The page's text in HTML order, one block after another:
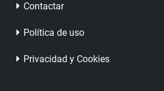
Contactar
Política de uso
Privacidad y Cookies